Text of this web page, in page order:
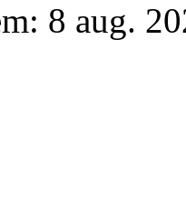
8 aug.